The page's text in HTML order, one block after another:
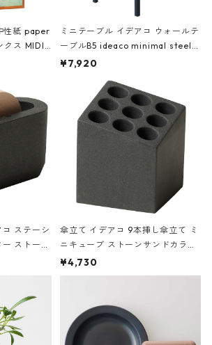
性紙 paper
クス MIDI
・ゴッホ
ミニテーブル イデアコ ウォールテ
ーブルB5 ideaco minimal steel f
urniture WALL Table B5 ネイビー
¥7,920
ステーシ
ストーン
Station
傘立て イデアコ 9本挿し傘立て ミ
ニキューブ ストーンサンドカラー
石調 ideaco Umbrella Stand CUB
E ストーンサンドブラック
¥4,730